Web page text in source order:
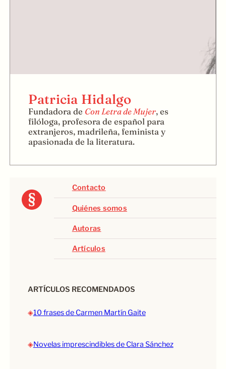
Patricia Hidalgo
Fundadora de Con Letra de Mujer, es
filóloga, profesora de español para
extranjeros, madrileña, feminista y
apasionada de la literatura.
Contacto
Quiénes somos
Autoras
Artículos
ARTÍCULOS RECOMENDADOS
◈10 frases de Carmen Martín Gaite
◈Novelas imprescindibles de Clara Sánchez